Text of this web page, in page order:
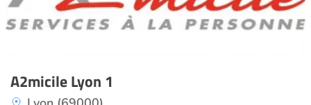
A2micile Lyon 1